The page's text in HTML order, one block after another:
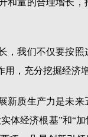
和量的合理增长
，我们不仅要按
，充分挖掘经济
新质生产力是未
体经济根基”和“